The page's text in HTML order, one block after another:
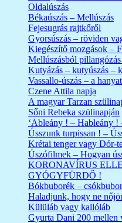
Oldalúszás
Békaúszás – Mellúszás
Fejesugrás rajtkőről
Gyorsúszás – röviden
Kiegészítő mozgások –
Mellúszásból
Kutyázás – kutyúszás –
Vassallo-úszás – a
Czene Attila napja
A magyar Tarzan
Sőni Rebeka szülinapján
‘Ableány ! – Hableány
Ússzunk turpissan ! –
Krétai tenger vagy Dór-
Úszófilmek – Hogyan
KORONAVÍRUS
GYÓGYFÜRDŐ !
Bókbuborék –
Haladjunk, hogy ne
Külüláb vagy kallóláb
Gyurta Dani 200 mellen